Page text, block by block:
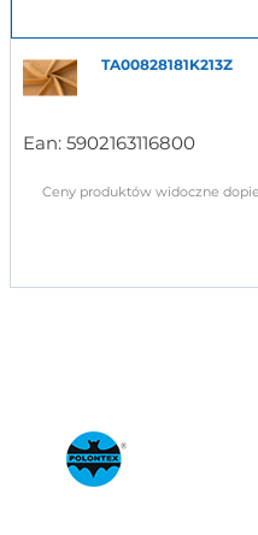
TA00828181K213Z
Ean: 5902163116800
Ceny produktów widoczne